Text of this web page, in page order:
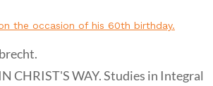
on the occasion of his 60th birthday.
CHRIST'S WAY. Studies in Integral